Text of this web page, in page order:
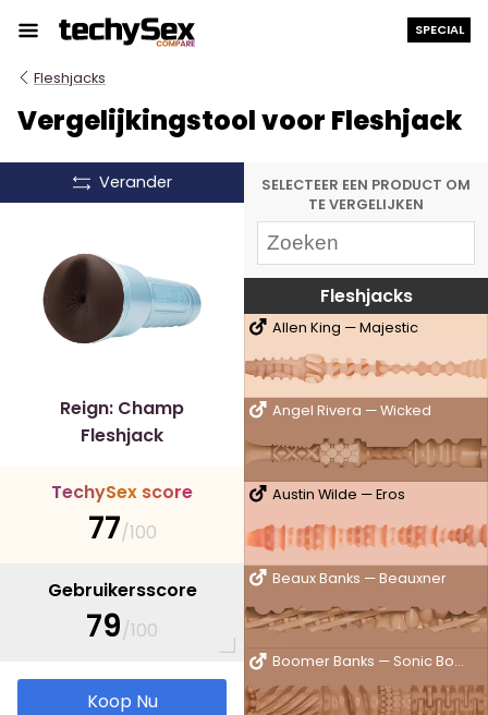
naar
SPECIAL
Fleshjacks
Vergelijkingstool voor Fleshjack
SELECTEER EEN PRODUCT OM
TE VERGELIJKEN
Fleshjacks
Allen King — Majestic
Angel Rivera — Wicked
Austin Wilde — Eros
Beaux Banks — Beauxner
Boomer Banks — Sonic Boom
Verander
Reign: Champ
Fleshjack
TechySex score
77/100
Gebruikersscore
79/100
Koop Nu